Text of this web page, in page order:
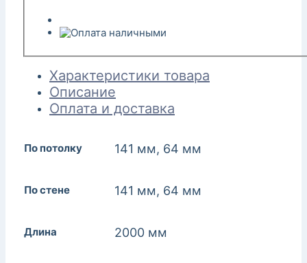
Характеристики товара
Описание
Оплата и доставка
По потолку 141 мм, 64 мм
По стене 141 мм, 64 мм
Длина 2000 мм